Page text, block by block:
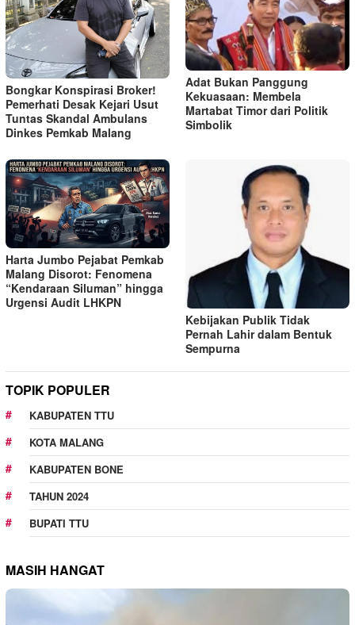
Bongkar Konspirasi Broker!
Pemerhati Desak Kejari Usut
Tuntas Skandal Ambulans
Dinkes Pemkab Malang
Adat Bukan Panggung
Kekuasaan: Membela
Martabat Timor dari Politik
Simbolik
Harta Jumbo Pejabat Pemkab
Malang Disorot: Fenomena
“Kendaraan Siluman” hingga
Urgensi Audit LHKPN
Kebijakan Publik Tidak
Pernah Lahir dalam Bentuk
Sempurna
TOPIK POPULER
KABUPATEN TTU
KOTA MALANG
KABUPATEN BONE
TAHUN 2024
BUPATI TTU
MASIH HANGAT